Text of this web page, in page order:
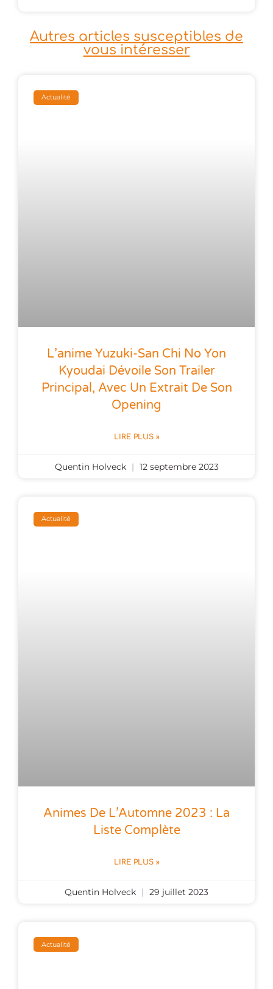
Autres articles susceptibles de
vous intéresser
Actualité
L’anime Yuzuki-San Chi No Yon
Kyoudai Dévoile Son Trailer
Principal, Avec Un Extrait De Son
Opening
LIRE PLUS »
Quentin Holveck 12 septembre 2023
Actualité
Animes De L’Automne 2023 : La
Liste Complète
LIRE PLUS »
Quentin Holveck 29 juillet 2023
Actualité